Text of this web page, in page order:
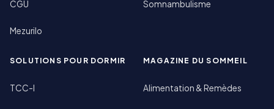
CGU
Mezurilo
Somnambulisme
SOLUTIONS POUR DORMIR
TCC-I
MAGAZINE DU SOMMEIL
Alimentation & Remèdes